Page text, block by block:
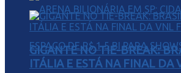
GIGANTE NO TIE-BREAK:
ITÁLIA E ESTÁ NA FINAL DA